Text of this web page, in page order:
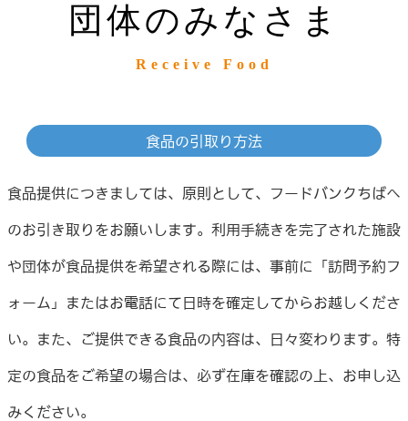
団体のみなさま
Receive Food
食品の引取り方法
食品提供につきましては、原則として、フードバンクちばへ
のお引き取りをお願いします。利用手続きを完了された施設
や団体が食品提供を希望される際には、事前に「訪問予約フ
ォーム」またはお電話にて日時を確定してからお越しくださ
い。また、ご提供できる食品の内容は、日々変わります。特
定の食品をご希望の場合は、必ず在庫を確認の上、お申し込
みください。